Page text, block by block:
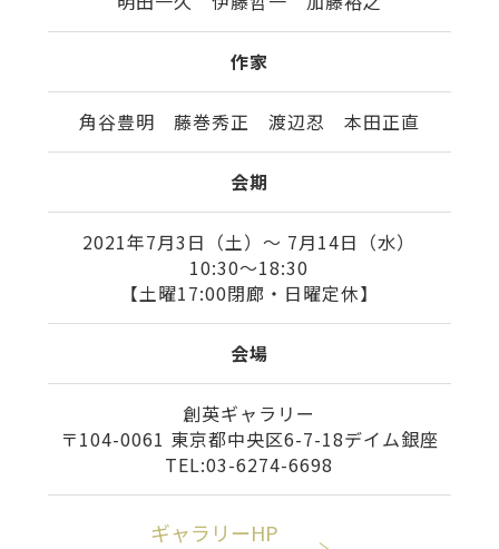
作家
角谷豊明 藤巻秀正 渡辺忍 本田正直
会期
2021年7月3日（土）〜 7月14日（水）
10:30〜18:30
【土曜17:00閉廊・日曜定休】
会場
創英ギャラリー
〒104-0061 東京都中央区6-7-18デイム銀座
TEL:03-6274-6698
ギャラリーHP